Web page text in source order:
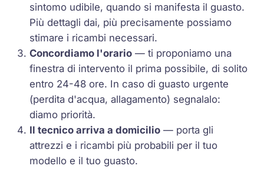
sintomo udibile, quando si manifesta il guasto.
Più dettagli dai, più precisamente possiamo
stimare i ricambi necessari.
Concordiamo l'orario — ti proponiamo una
finestra di intervento il prima possibile, di solito
entro 24-48 ore. In caso di guasto urgente
(perdita d'acqua, allagamento) segnalalo:
diamo priorità.
Il tecnico arriva a domicilio — porta gli
attrezzi e i ricambi più probabili per il tuo
modello e il tuo guasto.